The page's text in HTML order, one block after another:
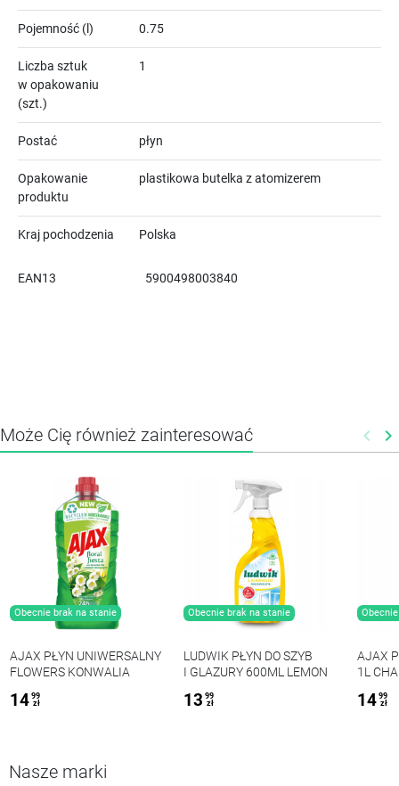
Pojemność (l) 0.75
Liczba sztuk
w opakowaniu
(szt.)
1
Postać płyn
Opakowanie
produktu
plastikowa butelka z atomizerem
Kraj pochodzenia Polska
EAN13 5900498003840
Może Cię również zainteresować keyboard_arrow_left keyboard_arrow_right
Obecnie brak na stanie
AJAX PŁYN UNIWERSALNY
FLOWERS KONWALIA
14 99
zł
Obecnie brak na stanie
LUDWIK PŁYN DO SZYB
I GLAZURY 600ML LEMON
13 99
zł
AJAX
1L
14 99
zł
Nasze marki